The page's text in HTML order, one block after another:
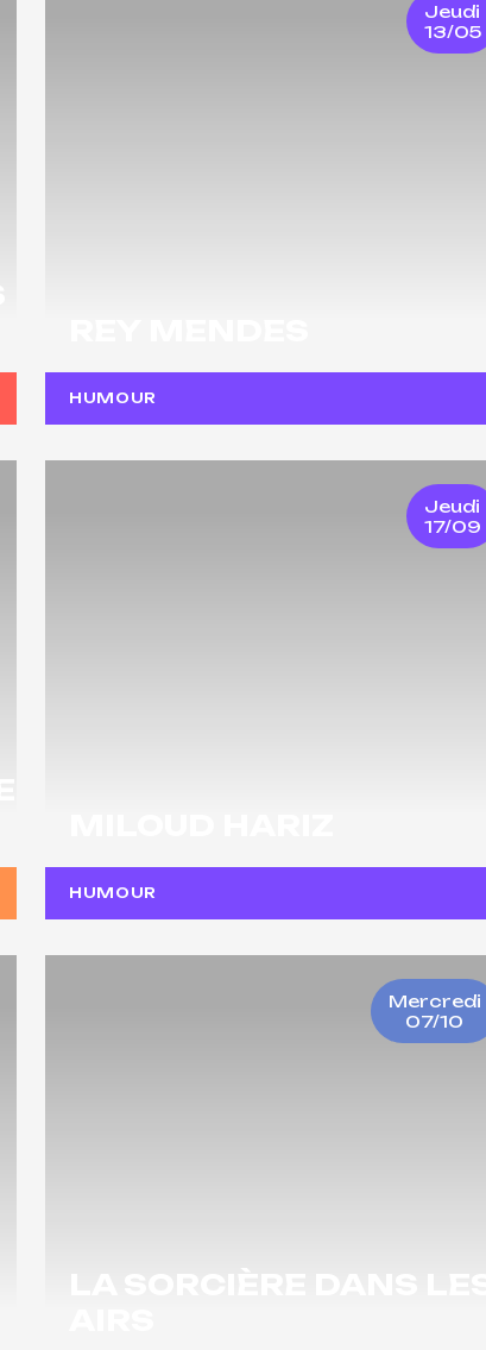
Jeudi
13/05
HUMOUR
Jeudi
17/09
HUMOUR
Mercredi
07/10